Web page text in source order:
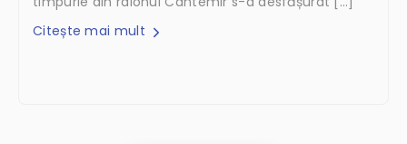
Citește mai mult